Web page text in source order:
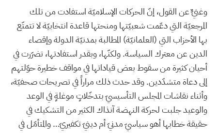
وغنيٌّ عن القول، إنّ الحركات الإسلاميّة استفادت من تلك
المرجعيّة التي دعّمت شعبيّتها ومنحتها قاعدة انتخابيّة لا تتمتّع
بها الأحزاب التي (العلمانيّة) المطالبة بمدنيّة الدولة وإقصاء
الدين عن معترك السياسة. ولكنّها، وبقدر استفادتها، تضرّرت في
أحيان كثيرة من سقوط بعض قياداتها في مواقف خطيرة حوّلتهم
إلى دعاة متشدّدين. وقد حدث ذلك مراراً في تصريحات صحفيّة،
وأثناء نقاشات المجلس التأسيسيّ بتدخّلاتٍ موغلةٍ في الوعد
والوعيد جلبت لحركة النهضة آنذاك الكثير من التشكيك في
حقيقة خطابها أهو سياسيّ مدنيّ أم دينيّ تكفيريّ… والمتأمّل في